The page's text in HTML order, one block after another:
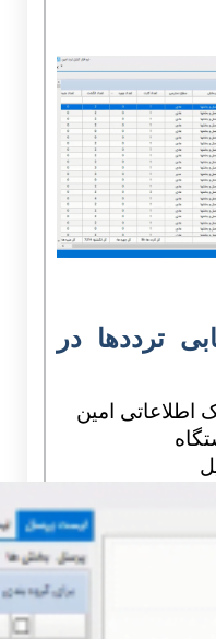
ترددها در
اطلاعاتی امین